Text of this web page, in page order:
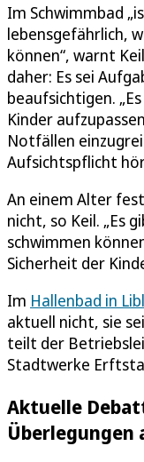
Im Schwimmbad
lebensgefährlich,
können“, warnt
daher: Es sei
beaufsichtigen.
Kinder
Notfällen
Aufsichtspflicht
An einem Alter
nicht, so Keil. „Es
schwimmen
Sicherheit der
Im Hallenbad in
aktuell nicht, sie
teilt der
Stadtwerke
Aktuelle
Überlegungen